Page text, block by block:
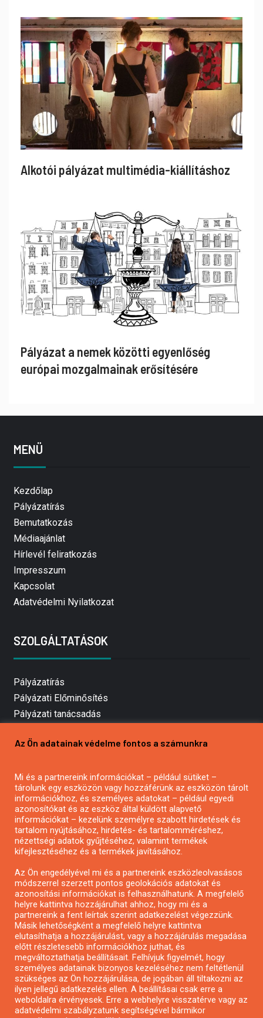
Alkotói pályázat multimédia-kiállításhoz
Pályázat a nemek közötti egyenlőség
európai mozgalmainak erősítésére
MENÜ
Kezdőlap
Pályázatírás
Bemutatkozás
Médiaajánlat
Hírlevél feliratkozás
Impresszum
Kapcsolat
Adatvédelmi Nyilatkozat
SZOLGÁLTATÁSOK
Pályázatírás
Pályázati Előminősítés
Pályázati tanácsadás
Mezőgazdasági pályázatírás
Pályázatírás civil szervezeteknek
Pályázatírás önkormányzatoknak
Pályázatfigyelés
Specifikus pályázatfigyelés vagy hírlevél
Pályázatok magánszemélyeknek
Pályázatok civil szervezeteknek
Pályázatok vállalkozásoknak
Önkormányzati pályázatok
Mezőgazdasági pályázatok
Falusi turizmus pályázatok
Napelem pályázatok
Az Ön adatainak védelme fontos a számunkra
Mi és a partnereink információkat – például sütiket –
tárolunk egy eszközön vagy hozzáférünk az eszközön tárolt
információkhoz, és személyes adatokat – például egyedi
azonosítókat és az eszköz által küldött alapvető
információkat – kezelünk személyre szabott hirdetések és
tartalom nyújtásához, hirdetés- és tartalomméréshez,
nézettségi adatok gyűjtéséhez, valamint termékek
kifejlesztéséhez és a termékek javításához.
Az Ön engedélyével mi és a partnereink eszközleolvasásos
módszerrel szerzett pontos geolokációs adatokat és
azonosítási információkat is felhasználhatunk. A megfelelő
helyre kattintva hozzájárulhat ahhoz, hogy mi és a
partnereink a fent leírtak szerint adatkezelést végezzünk.
Másik lehetőségként a megfelelő helyre kattintva
elutasíthatja a hozzájárulást, vagy a hozzájárulás megadása
előtt részletesebb információkhoz juthat, és
megváltoztathatja beállításait. Felhívjuk figyelmét, hogy
személyes adatainak bizonyos kezeléséhez nem feltétlenül
szükséges az Ön hozzájárulása, de jogában áll tiltakozni az
ilyen jellegű adatkezelés ellen. A beállításai csak erre a
weboldalra érvényesek. Erre a webhelyre visszatérve vagy az
adatvédelmi szabályzatunk segítségével bármikor